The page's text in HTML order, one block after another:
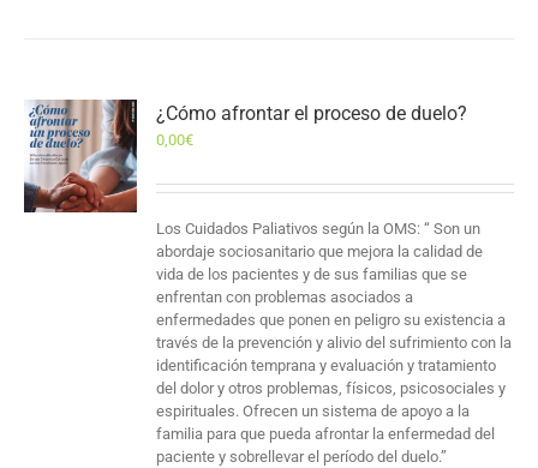
¿Cómo afrontar el proceso de duelo?
0,00€
Los Cuidados Paliativos según la OMS: “ Son un
abordaje sociosanitario que mejora la calidad de
vida de los pacientes y de sus familias que se
enfrentan con problemas asociados a
enfermedades que ponen en peligro su existencia a
través de la prevención y alivio del sufrimiento con la
identificación temprana y evaluación y tratamiento
del dolor y otros problemas, físicos, psicosociales y
espirituales. Ofrecen un sistema de apoyo a la
familia para que pueda afrontar la enfermedad del
paciente y sobrellevar el período del duelo.”